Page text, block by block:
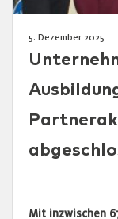
5. Dezember 2025
Mit inzwischen